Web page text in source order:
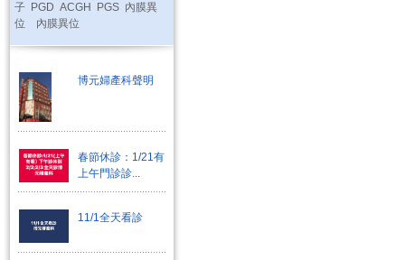
子 PGD ACGH PGS 內膜異
位
內膜異位
博元婦產科聲明
春節休診：1/21有
上午門診診...
11/1全天看診